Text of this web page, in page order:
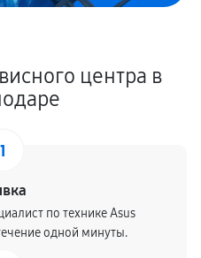
центра в
1
по технике Asus
одной минуты.